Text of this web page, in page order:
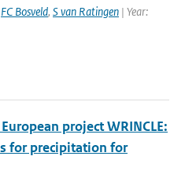
FC Bosveld, S van Ratingen | Year:
project WRINCLE:
for precipitation for